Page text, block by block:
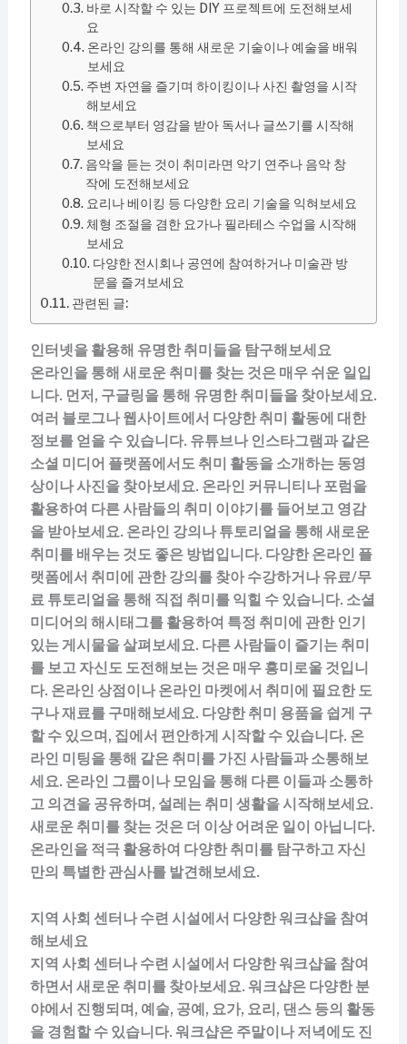
바로 시작할 수 있는 DIY 프로젝트에 도전해보세
요
온라인 강의를 통해 새로운 기술이나 예술을 배워
보세요
주변 자연을 즐기며 하이킹이나 사진 촬영을 시작
해보세요
책으로부터 영감을 받아 독서나 글쓰기를 시작해
보세요
음악을 듣는 것이 취미라면 악기 연주나 음악 창
작에 도전해보세요
요리나 베이킹 등 다양한 요리 기술을 익혀보세요
체형 조절을 겸한 요가나 필라테스 수업을 시작해
보세요
다양한 전시회나 공연에 참여하거나 미술관 방
문을 즐겨보세요
관련된 글:
인터넷을 활용해 유명한 취미들을 탐구해보세요
온라인을 통해 새로운 취미를 찾는 것은 매우 쉬운 일입
니다. 먼저, 구글링을 통해 유명한 취미들을 찾아보세요.
여러 블로그나 웹사이트에서 다양한 취미 활동에 대한
정보를 얻을 수 있습니다. 유튜브나 인스타그램과 같은
소셜 미디어 플랫폼에서도 취미 활동을 소개하는 동영
상이나 사진을 찾아보세요. 온라인 커뮤니티나 포럼을
활용하여 다른 사람들의 취미 이야기를 들어보고 영감
을 받아보세요. 온라인 강의나 튜토리얼을 통해 새로운
취미를 배우는 것도 좋은 방법입니다. 다양한 온라인 플
랫폼에서 취미에 관한 강의를 찾아 수강하거나 유료/무
료 튜토리얼을 통해 직접 취미를 익힐 수 있습니다. 소셜
미디어의 해시태그를 활용하여 특정 취미에 관한 인기
있는 게시물을 살펴보세요. 다른 사람들이 즐기는 취미
를 보고 자신도 도전해보는 것은 매우 흥미로울 것입니
다. 온라인 상점이나 온라인 마켓에서 취미에 필요한 도
구나 재료를 구매해보세요. 다양한 취미 용품을 쉽게 구
할 수 있으며, 집에서 편안하게 시작할 수 있습니다. 온
라인 미팅을 통해 같은 취미를 가진 사람들과 소통해보
세요. 온라인 그룹이나 모임을 통해 다른 이들과 소통하
고 의견을 공유하며, 설레는 취미 생활을 시작해보세요.
새로운 취미를 찾는 것은 더 이상 어려운 일이 아닙니다.
온라인을 적극 활용하여 다양한 취미를 탐구하고 자신
만의 특별한 관심사를 발견해보세요.
지역 사회 센터나 수련 시설에서 다양한 워크샵을 참여
해보세요
지역 사회 센터나 수련 시설에서 다양한 워크샵을 참여
하면서 새로운 취미를 찾아보세요. 워크샵은 다양한 분
야에서 진행되며, 예술, 공예, 요가, 요리, 댄스 등의 활동
을 경험할 수 있습니다. 워크샵은 주말이나 저녁에도 진